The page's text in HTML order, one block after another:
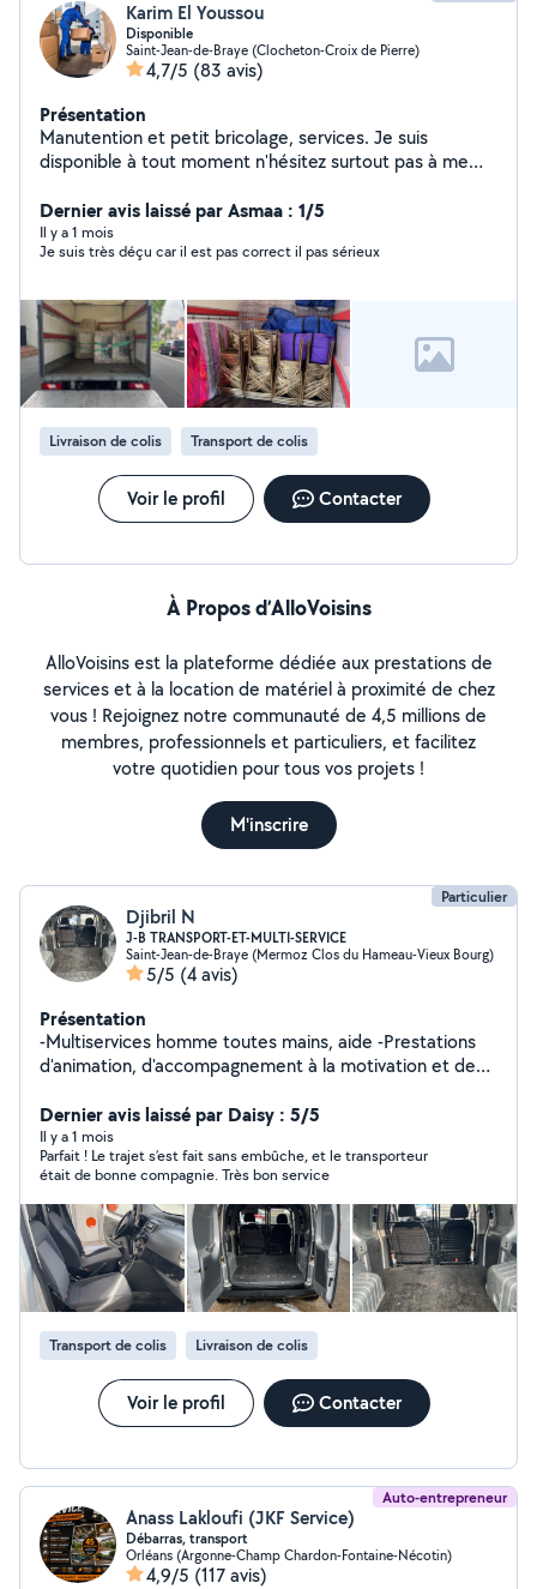
Karim El Youssou
Disponible
Saint-Jean-de-Braye (Clocheton-Croix de Pierre)
4,7/5 (83 avis)
Présentation
Manutention et petit bricolage, services. Je suis
disponible à tout moment n'hésitez surtout pas à me
A bientôt
Dernier avis laissé par Asmaa : 1/5
Il y a 1 mois
Je suis très déçu car il est pas correct il pas sérieux
Livraison de colis Transport de colis
Voir le profil Contacter
À Propos d’AlloVoisins
AlloVoisins est la plateforme dédiée aux prestations de
services et à la location de matériel à proximité de chez
vous ! Rejoignez notre communauté de 4,5 millions de
membres, professionnels et particuliers, et facilitez
votre quotidien pour tous vos projets !
M'inscrire
Particulier
Djibril N
J-B TRANSPORT-ET-MULTI-SERVICE
Saint-Jean-de-Braye (Mermoz Clos du Hameau-Vieux Bourg)
5/5 (4 avis)
Présentation
-Multiservices homme toutes mains, aide -Prestations
d'animation, d'accompagnement à la motivation et de
enfants. Organisation d'activités ludiques et de loisirs en
extérieur ou à domicile. -Prestations de livraison à
domicile et de courses urbaines de proximité à l'aide de
moyens de transport non motorisés ou micro-mobilité
(vélo, trottinette).
Dernier avis laissé par Daisy : 5/5
Il y a 1 mois
Parfait ! Le trajet s’est fait sans embûche, et le transporteur
était de bonne compagnie. Très bon service
Transport de colis Livraison de colis
Voir le profil Contacter
Auto-entrepreneur
Anass Lakloufi (JKF Service)
Débarras, transport
Orléans (Argonne-Champ Chardon-Fontaine-Nécotin)
4,9/5 (117 avis)